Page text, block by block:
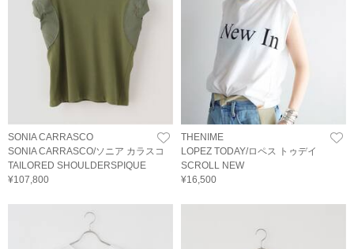
SONIA CARRASCO
SONIA CARRASCO/ソニア カラスコ
TAILORED SHOULDERSPIQUE
¥107,800
THENIME
LOPEZ TODAY/ロペス トゥデイ
SCROLL NEW
¥16,500